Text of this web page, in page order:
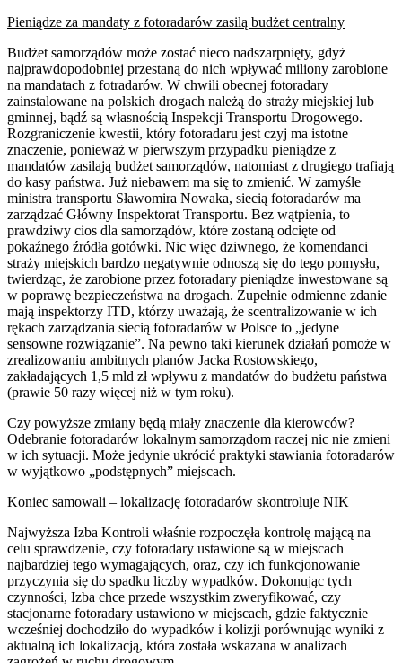
Pieniądze za mandaty z fotoradarów zasilą budżet centralny
Budżet samorządów może zostać nieco nadszarpnięty, gdyż
najprawdopodobniej przestaną do nich wpływać miliony zarobione
na mandatach z fotradarów. W chwili obecnej fotoradary
zainstalowane na polskich drogach należą do straży miejskiej lub
gminnej, bądź są własnością Inspekcji Transportu Drogowego.
Rozgraniczenie kwestii, który fotoradaru jest czyj ma istotne
znaczenie, ponieważ w pierwszym przypadku pieniądze z
mandatów zasilają budżet samorządów, natomiast z drugiego trafiają
do kasy państwa. Już niebawem ma się to zmienić. W zamyśle
ministra transportu Sławomira Nowaka, siecią fotoradarów ma
zarządzać Główny Inspektorat Transportu. Bez wątpienia, to
prawdziwy cios dla samorządów, które zostaną odcięte od
pokaźnego źródła gotówki. Nic więc dziwnego, że komendanci
straży miejskich bardzo negatywnie odnoszą się do tego pomysłu,
twierdząc, że zarobione przez fotoradary pieniądze inwestowane są
w poprawę bezpieczeństwa na drogach. Zupełnie odmienne zdanie
mają inspektorzy ITD, którzy uważają, że scentralizowanie w ich
rękach zarządzania siecią fotoradarów w Polsce to „jedyne
sensowne rozwiązanie”. Na pewno taki kierunek działań pomoże w
zrealizowaniu ambitnych planów Jacka Rostowskiego,
zakładających 1,5 mld zł wpływu z mandatów do budżetu państwa
(prawie 50 razy więcej niż w tym roku).
Czy powyższe zmiany będą miały znaczenie dla kierowców?
Odebranie fotoradarów lokalnym samorządom raczej nic nie zmieni
w ich sytuacji. Może jedynie ukrócić praktyki stawiania fotoradarów
w wyjątkowo „podstępnych” miejscach.
Koniec samowali – lokalizację fotoradarów skontroluje NIK
Najwyższa Izba Kontroli właśnie rozpoczęła kontrolę mającą na
celu sprawdzenie, czy fotoradary ustawione są w miejscach
najbardziej tego wymagających, oraz, czy ich funkcjonowanie
przyczynia się do spadku liczby wypadków. Dokonując tych
czynności, Izba chce przede wszystkim zweryfikować, czy
stacjonarne fotoradary ustawiono w miejscach, gdzie faktycznie
wcześniej dochodziło do wypadków i kolizji porównując wyniki z
aktualną ich lokalizacją, która została wskazana w analizach